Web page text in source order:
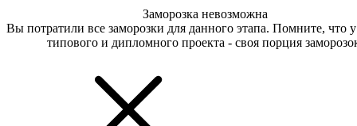
Заморозка невозможна
Вы потратили все заморозки для данного этапа. Помните, что
типового и дипломного проекта - своя порция